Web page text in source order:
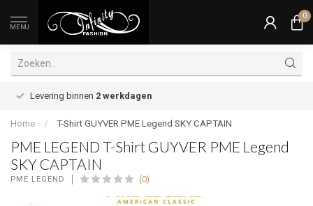
MENU
0
Levering binnen 2 werkdagen
Home / T-Shirt GUYVER PME Legend SKY CAPTAIN
PME LEGEND T-Shirt GUYVER PME Legend
SKY CAPTAIN
PME LEGEND (0)